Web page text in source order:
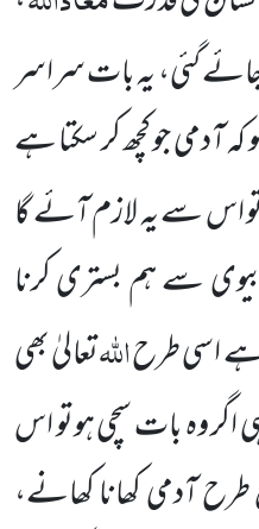
گئی، یہ بات سراسر
آدمی جو کچھ کر سکتا ہے
اس سے یہ لازم آئے گا
سے ہم بستری کرنا
اسی طرحاللہتعالیٰ بھی
اگر وہ بات سچی ہوتو اس
آدمی کھانا کھانے،